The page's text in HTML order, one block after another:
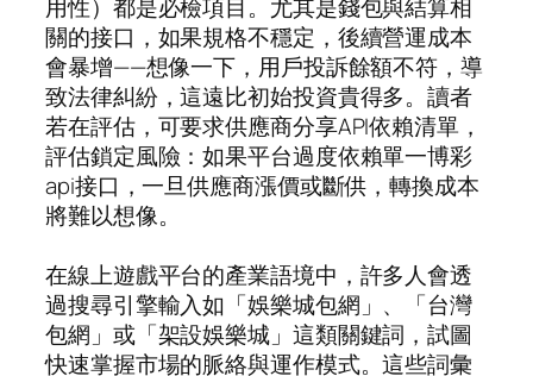
用性）都是必檢項目。尤其是錢包與結算相
關的接口，如果規格不穩定，後續營運成本
會暴增——想像一下，用戶投訴餘額不符，導
致法律糾紛，這遠比初始投資貴得多。讀者
若在評估，可要求供應商分享API依賴清單，
評估鎖定風險：如果平台過度依賴單一博彩
api接口，一旦供應商漲價或斷供，轉換成本
將難以想像。
在線上遊戲平台的產業語境中，許多人會透
過搜尋引擎輸入如「娛樂城包網」、「台灣
包網」或「架設娛樂城」這類關鍵詞，試圖
快速掌握市場的脈絡與運作模式。這些詞彙